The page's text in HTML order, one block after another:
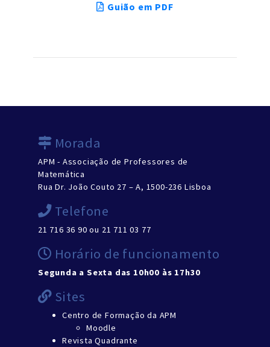
Guião em PDF
Morada
APM - Associação de Professores de
Matemática
Rua Dr. João Couto 27 – A, 1500-236 Lisboa
Telefone
21 716 36 90 ou 21 711 03 77
Horário de funcionamento
Segunda a Sexta das 10h00 às 17h30
Sites
Centro de Formação da APM
Moodle
Revista Quadrante